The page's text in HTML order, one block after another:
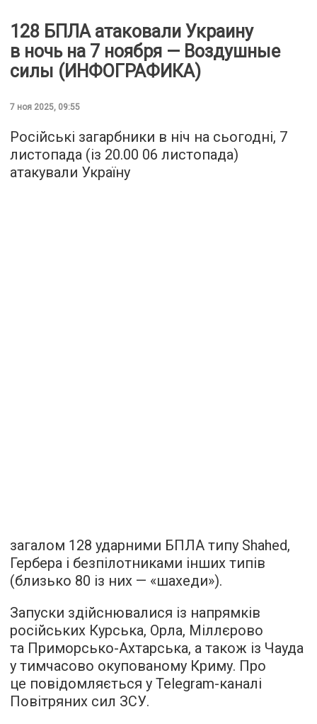
128 БПЛА атаковали Украину
в ночь на 7 ноября — Воздушные
силы (ИНФОГРАФИКА)
7 ноя 2025, 09:55
Російські загарбники в ніч на сьогодні, 7
листопада (із 20.00 06 листопада)
атакували Україну
загалом 128 ударними БПЛА типу Shahed,
Гербера і безпілотниками інших типів
(близько 80 із них — «шахеди»).
Запуски здійснювалися із напрямків
російських Курська, Орла, Міллєрово
та Приморсько-Ахтарська, а також із Чауда
у тимчасово окупованому Криму. Про
це повідомляється у Telegram-каналі
Повітряних сил ЗСУ.